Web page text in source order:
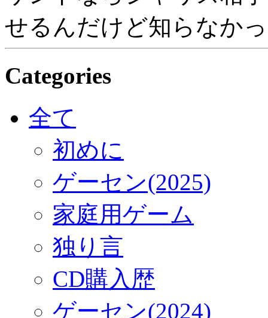
せるんだけど知らなか
Categories
全て
初めに
ゲーセン(2025)
家庭用ゲーム
独り言
CD購入歴
ゲーセン(2024)